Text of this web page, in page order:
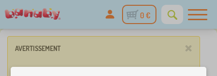
0 €
×
AVERTISSEMENT
Aucun produit ne répond pas aux critères.